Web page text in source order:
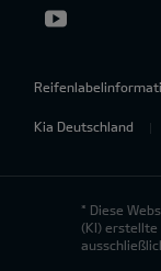
Kia Deutschland
* Diese
(KI) erstellte